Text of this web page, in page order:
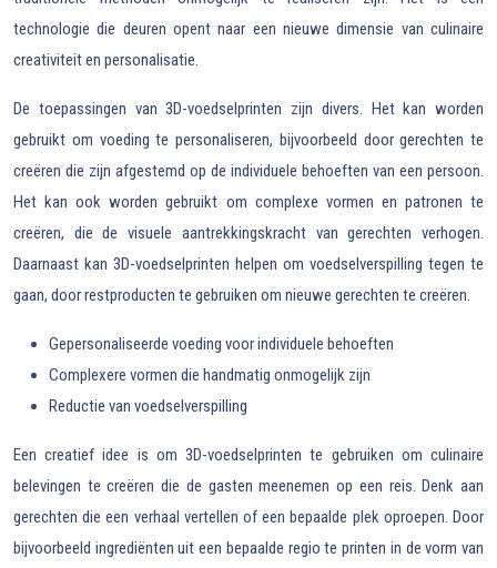
technologie die deuren opent naar een nieuwe dimensie van culinaire
creativiteit en personalisatie.
De toepassingen van 3D-voedselprinten zijn divers. Het kan worden
gebruikt om voeding te personaliseren, bijvoorbeeld door gerechten te
creëren die zijn afgestemd op de individuele behoeften van een persoon.
Het kan ook worden gebruikt om complexe vormen en patronen te
creëren, die de visuele aantrekkingskracht van gerechten verhogen.
Daarnaast kan 3D-voedselprinten helpen om voedselverspilling tegen te
gaan, door restproducten te gebruiken om nieuwe gerechten te creëren.
Gepersonaliseerde voeding voor individuele behoeften
Complexere vormen die handmatig onmogelijk zijn
Reductie van voedselverspilling
Een creatief idee is om 3D-voedselprinten te gebruiken om culinaire
belevingen te creëren die de gasten meenemen op een reis. Denk aan
gerechten die een verhaal vertellen of een bepaalde plek oproepen. Door
bijvoorbeeld ingrediënten uit een bepaalde regio te printen in de vorm van